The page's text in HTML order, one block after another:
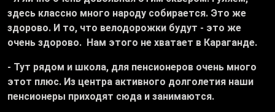
здесь классно много народу собирается. Это же
здорово. И то, что велодорожки будут - это же
очень здорово. Нам этого не хватает в Караганде.
- Тут рядом и школа, для пенсионеров очень много
этот плюс. Из центра активного долголетия наши
пенсионеры приходят сюда и занимаются.